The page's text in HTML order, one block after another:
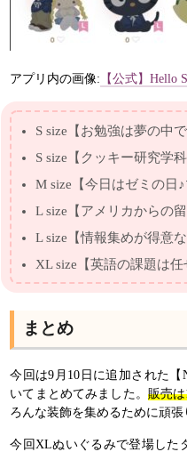
アプリ内の画像: 【公式】Hello
S size【お勉強は夢の中
S size【クッキー研究学
M size【今日はゼミの日♪
L size【アメリカからの
L size【情報集めが得意
XL size【英語の課題は任
まとめ
今回は9月10日に追加された
いてまとめてみました。 販売
ろんな装飾を集めるために頑張
今回XLぬいぐるみで登場した